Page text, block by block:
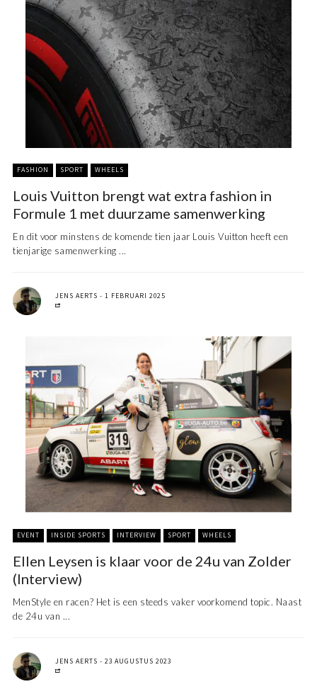
FASHION SPORT WHEELS
Louis Vuitton brengt wat extra fashion in
Formule 1 met duurzame samenwerking
En dit voor minstens de komende tien jaar Louis Vuitton heeft een
tienjarige samenwerking ...
JENS AERTS 1 FEBRUARI 2025
EVENT INSIDE SPORTS INTERVIEW SPORT WHEELS
Ellen Leysen is klaar voor de 24u van Zolder
(Interview)
MenStyle en racen? Het is een steeds vaker voorkomend topic. Naast
de 24u van ...
JENS AERTS 23 AUGUSTUS 2023